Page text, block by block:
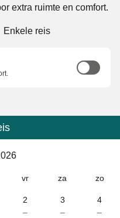
extra ruimte en comfort.
Enkele reis
vr za zo
2
–
3
–
4
–